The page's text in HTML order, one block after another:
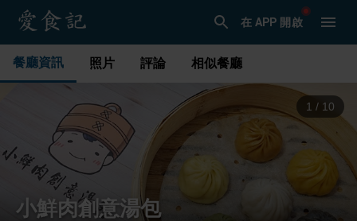
在 APP 開啟
餐廳資訊 照片 評論 相似餐廳
2 / 10
小鮮肉創意湯包